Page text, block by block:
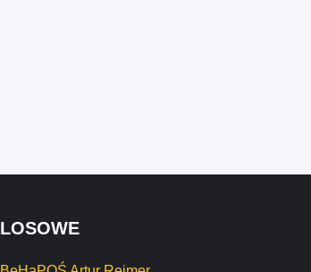
LOSOWE